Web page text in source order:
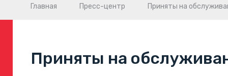
Главная Пресс-центр Приняты на
Приняты на